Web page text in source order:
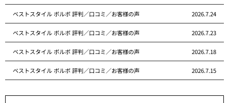
ベストスタイル ボルボ 評判／口コミ／お客様の声 2026.7.24
ベストスタイル ボルボ 評判／口コミ／お客様の声 2026.7.23
ベストスタイル ボルボ 評判／口コミ／お客様の声 2026.7.18
ベストスタイル ボルボ 評判／口コミ／お客様の声 2026.7.15